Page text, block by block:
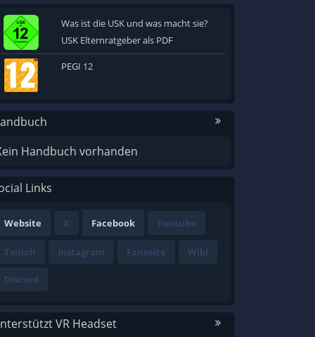
Was ist die USK und was macht sie?
USK Elternratgeber als PDF
PEGI 12
Handbuch vorhanden
Links
Website X Facebook Youtube
Twitch Instagram Fanseite Wiki
Discord
VR Headset